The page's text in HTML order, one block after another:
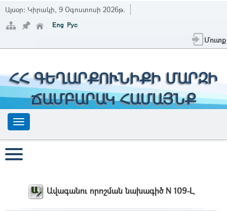
Այսօր: Կիրակի, 9 Օգոստոսի 2026թ.
Մուտք
ՀՀ ԳԵՂԱՐՔՈՒՆԻՔԻ ՄԱՐԶԻ
ՃԱՄԲԱՐԱԿ ՀԱՄԱՅՆՔ
Ավագանու որոշման նախագիծ N 109-Լ